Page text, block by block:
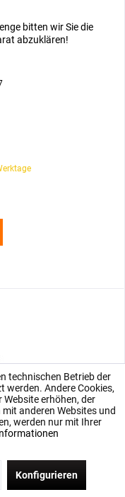
bitten wir Sie die
abzuklären!
technischen Betrieb der
werden. Andere Cookies,
erhöhen, der
anderen Websites und
werden nur mit Ihrer
Konfigurieren